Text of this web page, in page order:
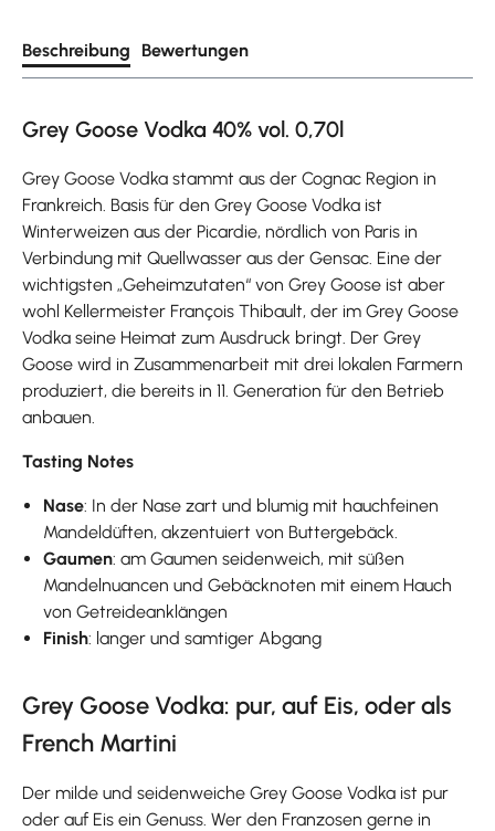
Beschreibung Bewertungen
Grey Goose Vodka 40% vol. 0,70l
Grey Goose Vodka stammt aus der Cognac Region in
Frankreich. Basis für den Grey Goose Vodka ist
Winterweizen aus der Picardie, nördlich von Paris in
Verbindung mit Quellwasser aus der Gensac. Eine der
wichtigsten „Geheimzutaten“ von Grey Goose ist aber
wohl Kellermeister François Thibault, der im Grey Goose
Vodka seine Heimat zum Ausdruck bringt. Der Grey
Goose wird in Zusammenarbeit mit drei lokalen Farmern
produziert, die bereits in 11. Generation für den Betrieb
anbauen.
Tasting Notes
Nase: In der Nase zart und blumig mit hauchfeinen
Mandeldüften, akzentuiert von Buttergebäck.
Gaumen: am Gaumen seidenweich, mit süßen
Mandelnuancen und Gebäcknoten mit einem Hauch
von Getreideanklängen
Finish: langer und samtiger Abgang
Grey Goose Vodka: pur, auf Eis, oder als
French Martini
Der milde und seidenweiche Grey Goose Vodka ist pur
oder auf Eis ein Genuss. Wer den Franzosen gerne in